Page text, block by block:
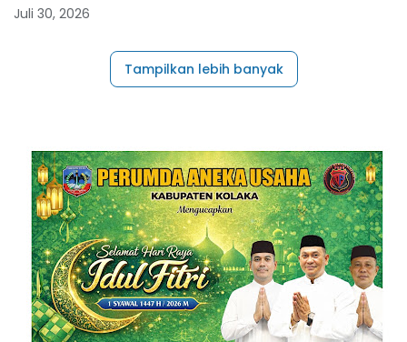
Juli 30, 2026
Tampilkan lebih banyak